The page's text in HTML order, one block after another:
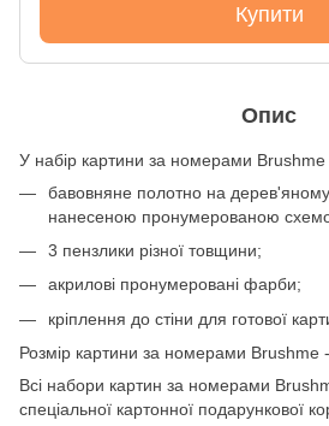
Купити
Опис
У набір картини за номерами Brushme
бавовняне полотно на
нанесеною пронумерованою
3 пензлики різної товщини;
акрилові пронумеровані фарби;
кріплення до стіни для готової
Розмір картини за номерами Brushme
Всі набори картин за номерами
спеціальної картонної подарункової